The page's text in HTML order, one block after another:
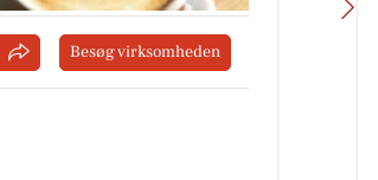
Besøg virksomheden